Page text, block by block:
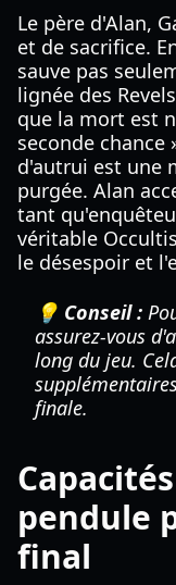
Le père d'Alan,
et de sacrifice.
sauve pas
lignée des
que la mort est
seconde chance
d'autrui est une
purgée. Alan
tant
véritable
le désespoir et
💡 Conseil :
assurez-vous
long du jeu.
finale.
pendule
final